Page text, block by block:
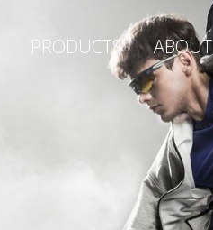
PRODUCTS ABOUT